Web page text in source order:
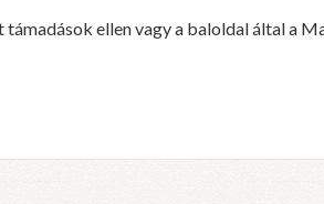
ellen vagy a baloldal által a